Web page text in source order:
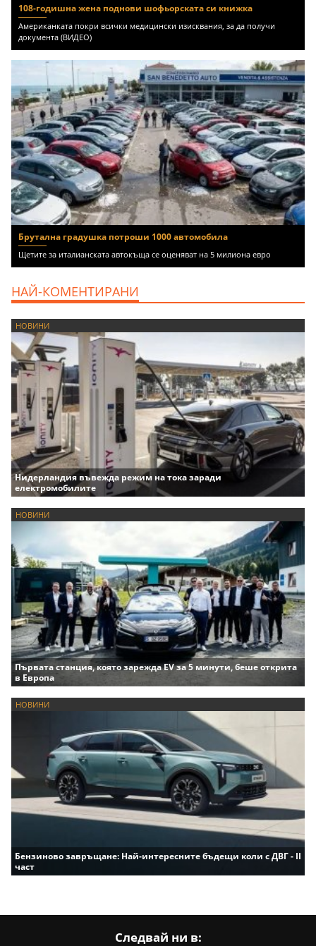
108-годишна жена поднови шофьорската си книжка
Американката покри всички медицински изисквания, за да получи
документа (ВИДЕО)
Брутална градушка потроши 1000 автомобила
Щетите за италианската автокъща се оценяват на 5 милиона евро
НАЙ-КОМЕНТИРАНИ
НОВИНИ
Нидерландия въвежда режим на тока заради
електромобилите
НОВИНИ
Първата станция, която зарежда EV за 5 минути, беше открита
в Европа
НОВИНИ
Бензиново завръщане: Най-интересните бъдещи коли с ДВГ - II
част
Следвай ни в: